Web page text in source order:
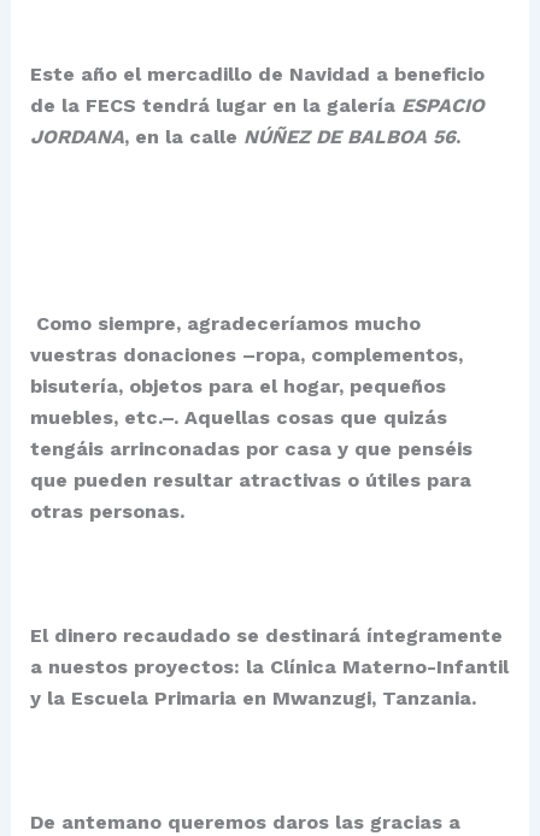
Este año el mercadillo de Navidad a beneficio
de la FECS tendrá lugar en la galería ESPACIO
JORDANA, en la calle NÚÑEZ DE BALBOA 56.
Como siempre, agradeceríamos mucho
vuestras donaciones –ropa, complementos,
bisutería, objetos para el hogar, pequeños
muebles, etc.–. Aquellas cosas que quizás
tengáis arrinconadas por casa y que penséis
que pueden resultar atractivas o útiles para
otras personas.
El dinero recaudado se destinará íntegramente
a nuestos proyectos: la Clínica Materno-Infantil
y la Escuela Primaria en Mwanzugi, Tanzania.
De antemano queremos daros las gracias a